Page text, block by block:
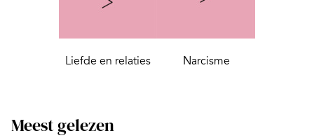
Liefde en relaties Narcisme
Meest gelezen